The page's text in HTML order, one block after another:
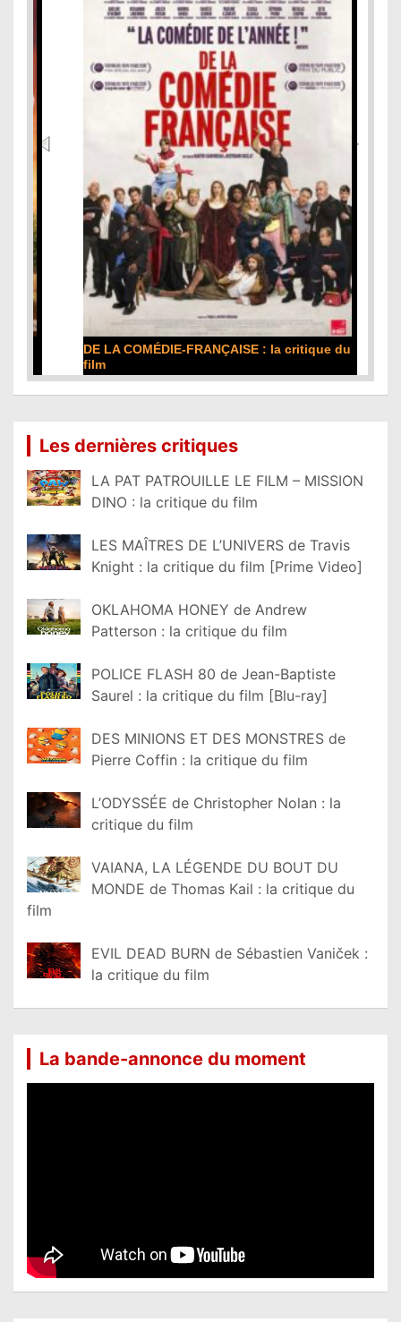
DE LA COMÉDIE-FRANÇAISE : la critique du
Les dernières critiques
LA PAT PATROUILLE LE FILM – MISSION
DINO : la critique du film
LES MAÎTRES DE L’UNIVERS de Travis
Knight : la critique du film [Prime Video]
OKLAHOMA HONEY de Andrew
Patterson : la critique du film
POLICE FLASH 80 de Jean-Baptiste
Saurel : la critique du film [Blu-ray]
DES MINIONS ET DES MONSTRES de
Pierre Coffin : la critique du film
L’ODYSSÉE de Christopher Nolan : la
critique du film
VAIANA, LA LÉGENDE DU BOUT DU
MONDE de Thomas Kail : la critique du
film
EVIL DEAD BURN de Sébastien Vaniček :
la critique du film
La bande-annonce du moment